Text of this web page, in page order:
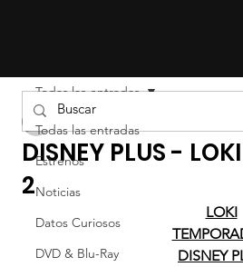
Todas las entradas
Estrenos
Noticias
Datos Curiosos
DVD & Blu-Ray
Todas las entradas
DISNEY PLUS -
2
LOKI
DISNEY